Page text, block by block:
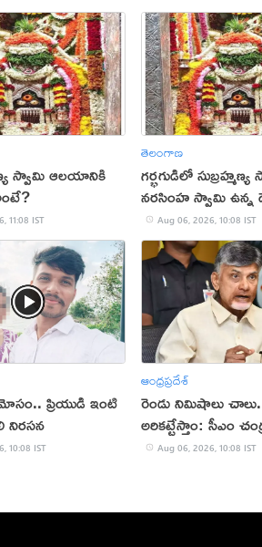
స్వామి ఆలయానికి
11:08 IST
తెలంగాణ
గర్భగుడిలో
నరసింహ స్వామి
ఇదేAug 06, 2026, 10:08 IST
ప్రియుడి ఇంటి
నిరసన
10:08 IST
ఆంధ్రప్రదేశ్
రెండు నిమిషాలు
అరికట్టేస్తాం: సీఎం
Aug 06, 2026, 10:08 IST